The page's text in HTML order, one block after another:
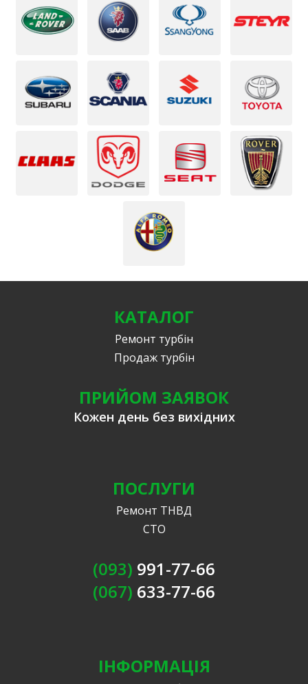
КАТАЛОГ
Ремонт турбін
Продаж турбін
ПРИЙОМ ЗАЯВОК
Кожен день без вихідних
ПОСЛУГИ
Ремонт ТНВД
СТО
(093) 991-77-66
(067) 633-77-66
ІНФОРМАЦІЯ